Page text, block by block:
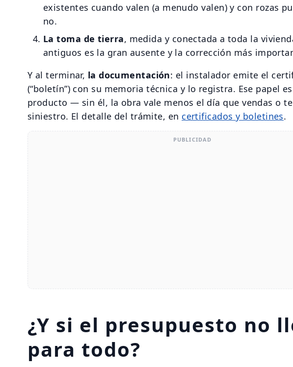
existentes cuando valen (a menudo valen) y con rozas
no.
La toma de tierra, medida y conectada a toda la
antiguos es la gran ausente y la corrección más
Y al terminar, la documentación: el instalador emite el
(“boletín”) con su memoria técnica y lo registra. Ese papel
producto — sin él, la obra vale menos el día que vendas o
siniestro. El detalle del trámite, en certificados y boletines.
PUBLICIDAD
¿Y si el presupuesto no
para todo?